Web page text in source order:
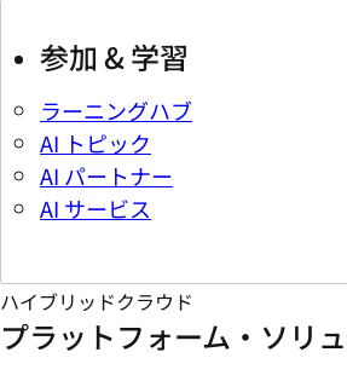
参加 & 学習
ラーニングハブ
AI トピック
AI パートナー
AI サービス
ハイブリッドクラウド
プラットフォーム・ソリ